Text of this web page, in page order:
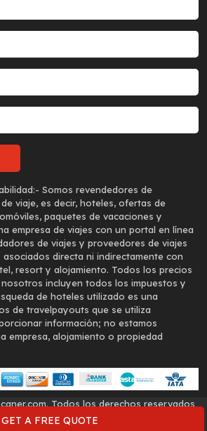
GET A FREE QUOTE
Somos revendedores de
viaje, es decir, hoteles, ofertas de
paquetes de vacaciones y
empresa de viajes con un portal en línea
de viajes y proveedores de viajes
directa ni indirectamente con
resort y alojamiento. Todos los precios
incluyen todos los impuestos y
de hoteles utilizado es una
de travelpayouts que se utiliza
información; no estamos
empresa, alojamiento o propiedad
Todos los derechos reservados